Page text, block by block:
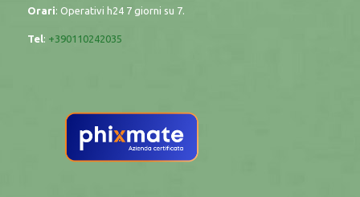
Orari: Operativi h24 7 giorni su 7.
Tel: +390110242035